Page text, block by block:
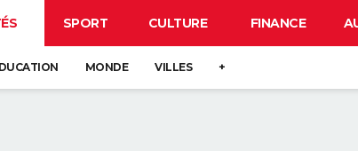
SPORT CULTURE FINANCE
MONDE VILLES +